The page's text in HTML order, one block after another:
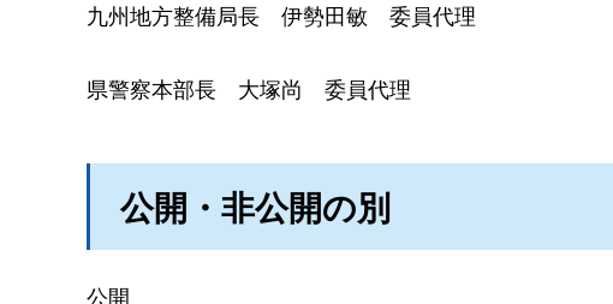
九州地方整備局長 伊勢田敏 委員代理
県警察本部長 大塚尚 委員代理
公開・非公開の別
公開